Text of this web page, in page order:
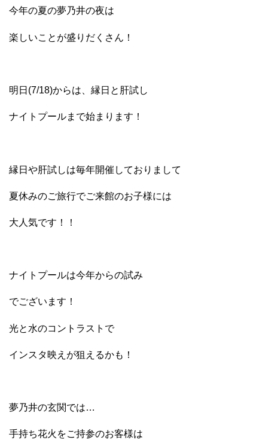
今年の夏の夢乃井の夜は
楽しいことが盛りだくさん！
明日(7/18)からは、縁日と肝試し
ナイトプールまで始まります！
縁日や肝試しは毎年開催しておりまして
夏休みのご旅行でご来館のお子様には
大人気です！！
ナイトプールは今年からの試み
でございます！
光と水のコントラストで
インスタ映えが狙えるかも！
夢乃井の玄関では…
手持ち花火をご持参のお客様は